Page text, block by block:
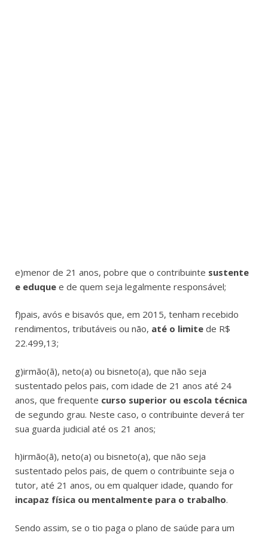
e)menor de 21 anos, pobre que o contribuinte sustente
e eduque e de quem seja legalmente responsável;
f)pais, avós e bisavós que, em 2015, tenham recebido
rendimentos, tributáveis ou não, até o limite de R$
22.499,13;
g)irmão(ã), neto(a) ou bisneto(a), que não seja
sustentado pelos pais, com idade de 21 anos até 24
anos, que frequente curso superior ou escola técnica
de segundo grau. Neste caso, o contribuinte deverá ter
sua guarda judicial até os 21 anos;
h)irmão(ã), neto(a) ou bisneto(a), que não seja
sustentado pelos pais, de quem o contribuinte seja o
tutor, até 21 anos, ou em qualquer idade, quando for
incapaz física ou mentalmente para o trabalho.
Sendo assim, se o tio paga o plano de saúde para um